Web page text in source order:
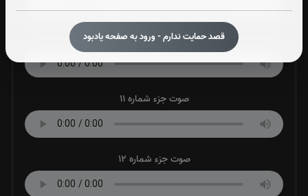
قصد حمایت ندارم - ورود به صفحه یادبود
صوت جزء شماره 10
صوت جزء شماره 11
صوت جزء شماره 12